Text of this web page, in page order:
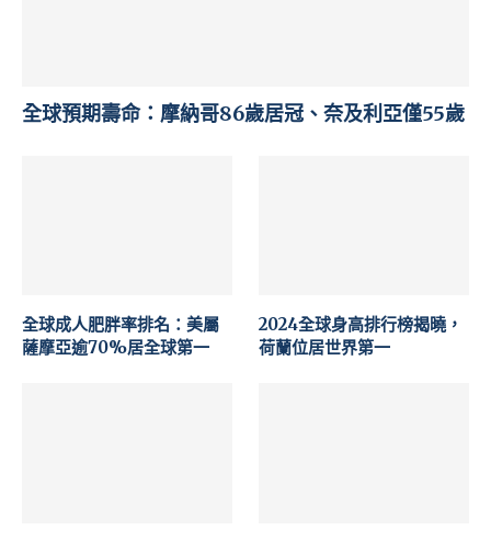
全球預期壽命：摩納哥86歲居冠、奈及利亞僅55歲
全球成人肥胖率排名：美屬
薩摩亞逾70%居全球第一
2024全球身高排行榜揭曉，
荷蘭位居世界第一